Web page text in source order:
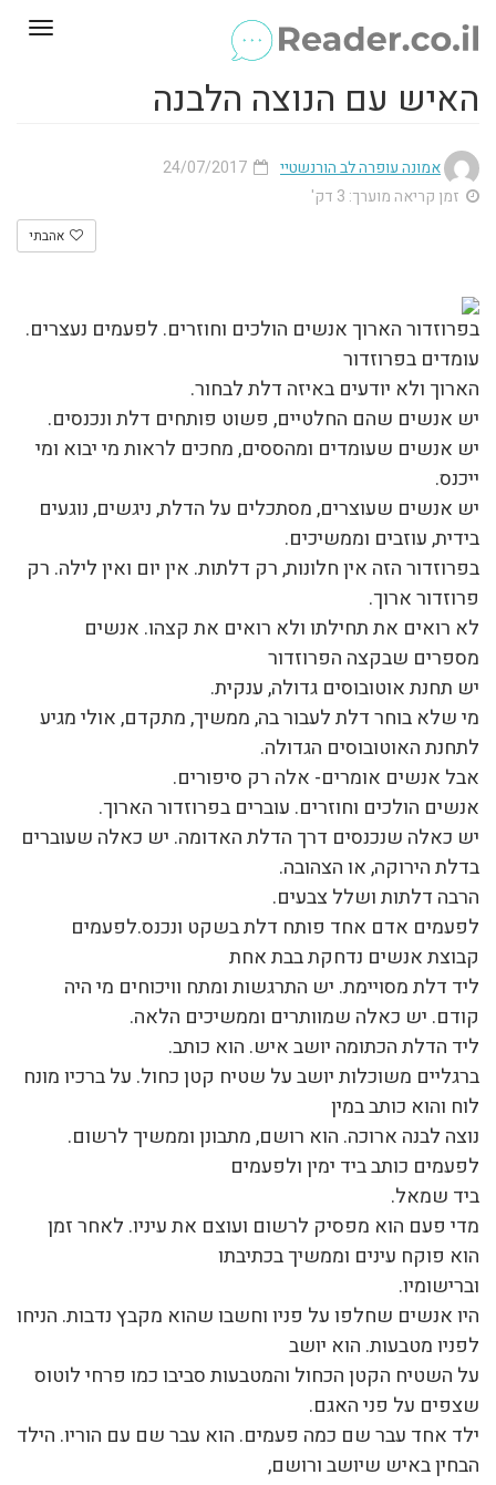
האיש עם הנוצה הלבנה
אמונה עופרה לב הורנשטיי
זמן קריאה מוערך: 3 דק'
אהבתי
בפרוזדור הארוך אנשים הולכים וחוזרים. לפעמים נעצרים.
עומדים בפרוזדור
הארוך ולא יודעים באיזה דלת לבחור.
יש אנשים שהם החלטיים, פשוט פותחים דלת ונכנסים.
יש אנשים שעומדים ומהססים, מחכים לראות מי יבוא ומי
ייכנס.
יש אנשים שעוצרים, מסתכלים על הדלת, ניגשים, נוגעים
בידית, עוזבים וממשיכים.
בפרוזדור הזה אין חלונות, רק דלתות. אין יום ואין לילה. רק
פרוזדור ארוך.
לא רואים את תחילתו ולא רואים את קצהו. אנשים
מספרים שבקצה הפרוזדור
יש תחנת אוטובוסים גדולה, ענקית.
מי שלא בוחר דלת לעבור בה, ממשיך, מתקדם, אולי מגיע
לתחנת האוטובוסים הגדולה.
אבל אנשים אומרים- אלה רק סיפורים.
אנשים הולכים וחוזרים. עוברים בפרוזדור הארוך.
יש כאלה שנכנסים דרך הדלת האדומה. יש כאלה שעוברים
בדלת הירוקה, או הצהובה.
הרבה דלתות ושלל צבעים.
לפעמים אדם אחד פותח דלת בשקט ונכנס.לפעמים
קבוצת אנשים נדחקת בבת אחת
ליד דלת מסויימת. יש התרגשות ומתח וויכוחים מי היה
קודם. יש כאלה שמוותרים וממשיכים הלאה.
ליד הדלת הכתומה יושב איש. הוא כותב.
ברגליים משוכלות יושב על שטיח קטן כחול. על ברכיו מונח
לוח והוא כותב במין
נוצה לבנה ארוכה. הוא רושם, מתבונן וממשיך לרשום.
לפעמים כותב ביד ימין ולפעמים
ביד שמאל.
מדי פעם הוא מפסיק לרשום ועוצם את עיניו. לאחר זמן
הוא פוקח עינים וממשיך בכתיבתו
וברישומיו.
היו אנשים שחלפו על פניו וחשבו שהוא מקבץ נדבות. הניחו
לפניו מטבעות. הוא יושב
על השטיח הקטן הכחול והמטבעות סביבו כמו פרחי לוטוס
שצפים על פני האגם.
ילד אחד עבר שם כמה פעמים. הוא עבר שם עם הוריו. הילד
הבחין באיש שיושב ורושם,